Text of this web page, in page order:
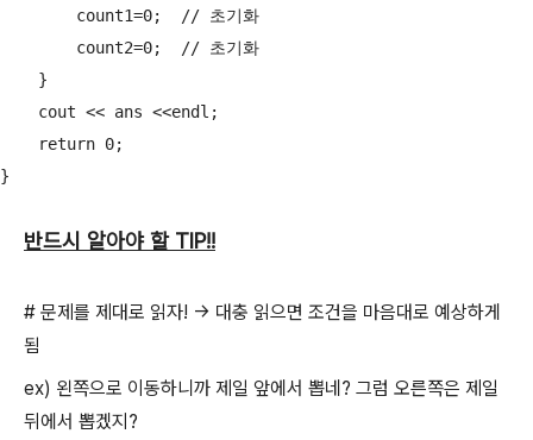
        count1=0;  // 초기화
        count2=0;  // 초기화
    }
    cout << ans <<endl;
    return 0;
반드시 알아야 할 TIP!!
# 문제를 제대로 읽자! -> 대충 읽으면 조건을 마음대로 예상하게
됨
ex) 왼쪽으로 이동하니까 제일 앞에서 뽑네? 그럼 오른쪽은 제일
뒤에서 뽑겠지?